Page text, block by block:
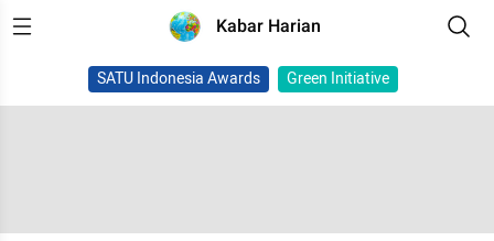
Kabar Harian
SATU Indonesia Awards Green Initiative